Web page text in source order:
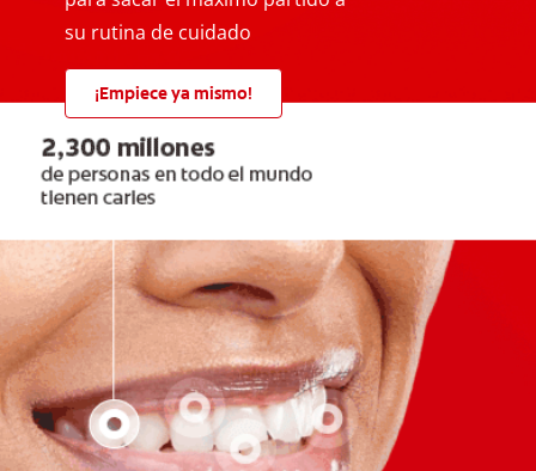
su rutina de cuidado
¡Empiece ya mismo!